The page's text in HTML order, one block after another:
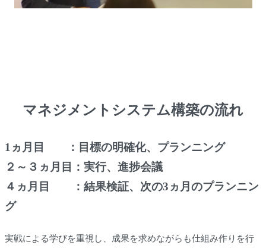
マネジメントシステム構築の流れ
1ヵ月目 ：目標の明確化、プランニング
２～３ヵ月目：実行、進捗会議
４ヵ月目 ：結果検証、次の3ヵ月のプランニン
グ
実戦による学びを重視し、成果を求めながらも仕組み作りを行